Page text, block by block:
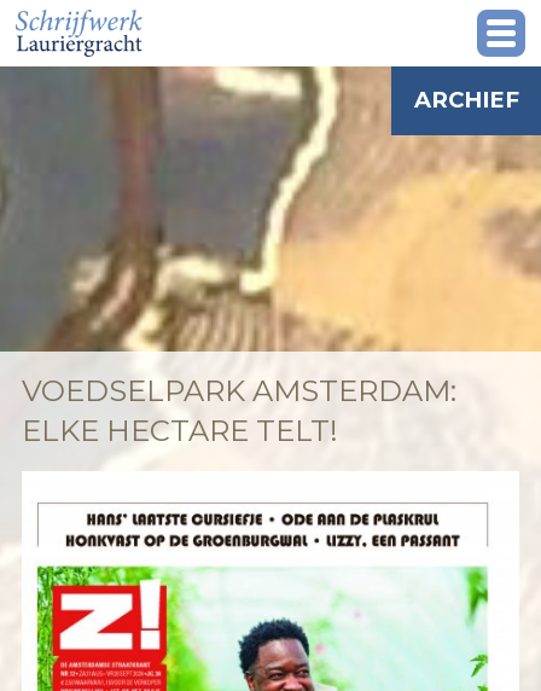
ARCHIEF
VOEDSELPARK AMSTERDAM:
ELKE HECTARE TELT!